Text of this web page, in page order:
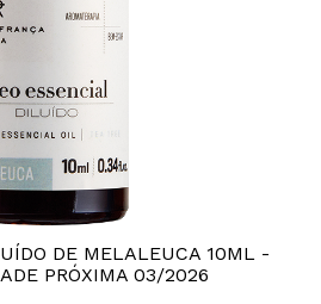
DE MELALEUCA 10ML -
PRÓXIMA 03/2026